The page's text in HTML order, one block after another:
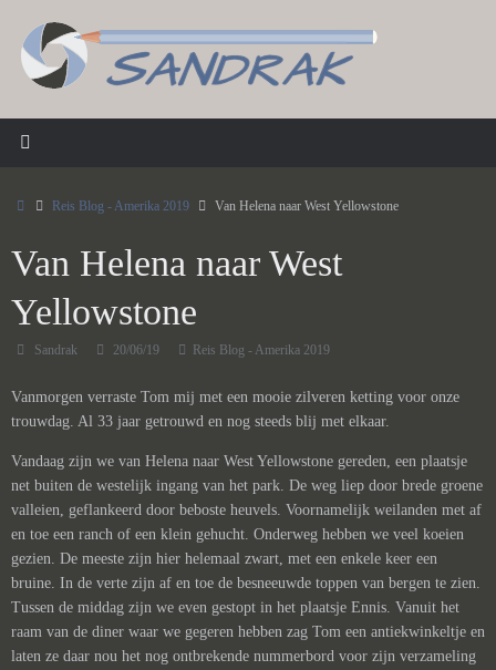
inhoud
HomeReis Blog - Amerika 2019 Van Helena naar West Yellowstone
Van Helena naar West
Yellowstone
Sandrak 20/06/19 Reis Blog - Amerika 2019
Vanmorgen verraste Tom mij met een mooie zilveren ketting voor onze
trouwdag. Al 33 jaar getrouwd en nog steeds blij met elkaar.
Vandaag zijn we van Helena naar West Yellowstone gereden, een plaatsje
net buiten de westelijk ingang van het park. De weg liep door brede groene
valleien, geflankeerd door beboste heuvels. Voornamelijk weilanden met af
en toe een ranch of een klein gehucht. Onderweg hebben we veel koeien
gezien. De meeste zijn hier helemaal zwart, met een enkele keer een
bruine. In de verte zijn af en toe de besneeuwde toppen van bergen te zien.
Tussen de middag zijn we even gestopt in het plaatsje Ennis. Vanuit het
raam van de diner waar we gegeren hebben zag Tom een antiekwinkeltje en
laten ze daar nou het nog ontbrekende nummerbord voor zijn verzameling